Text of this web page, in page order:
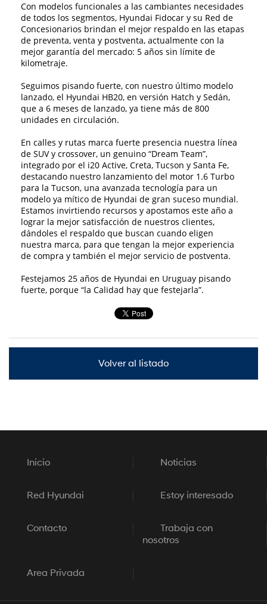
Con modelos funcionales a las cambiantes necesidades
de todos los segmentos, Hyundai Fidocar y su Red de
Concesionarios brindan el mejor respaldo en las etapas
de preventa, venta y postventa, actualmente con la
mejor garantía del mercado: 5 años sin límite de
kilometraje.
Seguimos pisando fuerte, con nuestro último modelo
lanzado, el Hyundai HB20, en versión Hatch y Sedán,
que a 6 meses de lanzado, ya tiene más de 800
unidades en circulación.
En calles y rutas marca fuerte presencia nuestra línea
de SUV y crossover, un genuino “Dream Team”,
integrado por el i20 Active, Creta, Tucson y Santa Fe,
destacando nuestro lanzamiento del motor 1.6 Turbo
para la Tucson, una avanzada tecnología para un
modelo ya mítico de Hyundai de gran suceso mundial.
Estamos invirtiendo recursos y apostamos este año a
lograr la mejor satisfacción de nuestros clientes,
dándoles el respaldo que buscan cuando eligen
nuestra marca, para que tengan la mejor experiencia
de compra y también el mejor servicio de postventa.
Festejamos 25 años de Hyundai en Uruguay pisando
fuerte, porque “la Calidad hay que festejarla”.
Volver al listado
Inicio Noticias
Red Hyundai Estoy interesado
Contacto
Trabaja con
nosotros
Area Privada